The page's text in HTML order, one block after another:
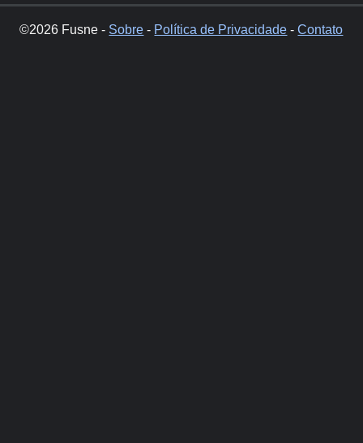
©2026 Fusne - Sobre - Política de Privacidade -Contato